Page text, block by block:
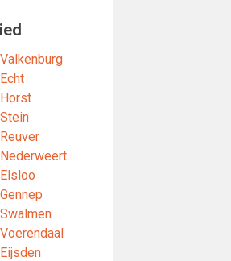
Valkenburg
Echt
Horst
Stein
Reuver
Nederweert
Elsloo
Gennep
Swalmen
Voerendaal
Eijsden